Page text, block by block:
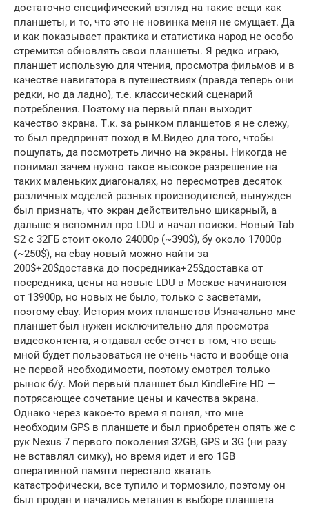
достаточно специфический взгляд на такие вещи как
планшеты, и то, что это не новинка меня не смущает. Да
и как показывает практика и статистика народ не особо
стремится обновлять свои планшеты. Я редко играю,
планшет использую для чтения, просмотра фильмов и в
качестве навигатора в путешествиях (правда теперь они
редки, но да ладно), т.е. классический сценарий
потребления. Поэтому на первый план выходит
качество экрана. Т.к. за рынком планшетов я не слежу,
то был предпринят поход в М.Видео для того, чтобы
пощупать, да посмотреть лично на экраны. Никогда не
понимал зачем нужно такое высокое разрешение на
таких маленьких диагоналях, но пересмотрев десяток
различных моделей разных производителей, вынужден
был признать, что экран действительно шикарный, а
дальше я вспомнил про LDU и начал поиски. Новый Tab
S2 с 32ГБ стоит около 24000р (~390$), бу около 17000р
(~250$), на ebay новый можно найти за
200$+20$доставка до посредника+25$доставка от
посредника, цены на новые LDU в Москве начинаются
от 13900р, но новых не было, только с засветами,
поэтому ebay. История моих планшетов Изначально мне
планшет был нужен исключительно для просмотра
видеоконтента, я отдавал себе отчет в том, что вещь
мной будет пользоваться не очень часто и вообще она
не первой необходимости, поэтому смотрел только
рынок б/у. Мой первый планшет был KindleFire HD —
потрясающее сочетание цены и качества экрана.
Однако через какое-то время я понял, что мне
необходим GPS в планшете и был приобретен опять же с
рук Nexus 7 первого поколения 32GB, GPS и 3G (ни разу
не вставлял симку), но время идет и его 1GB
оперативной памяти перестало хватать
катастрофически, все тупило и тормозило, поэтому он
был продан и начались метания в выборе планшета